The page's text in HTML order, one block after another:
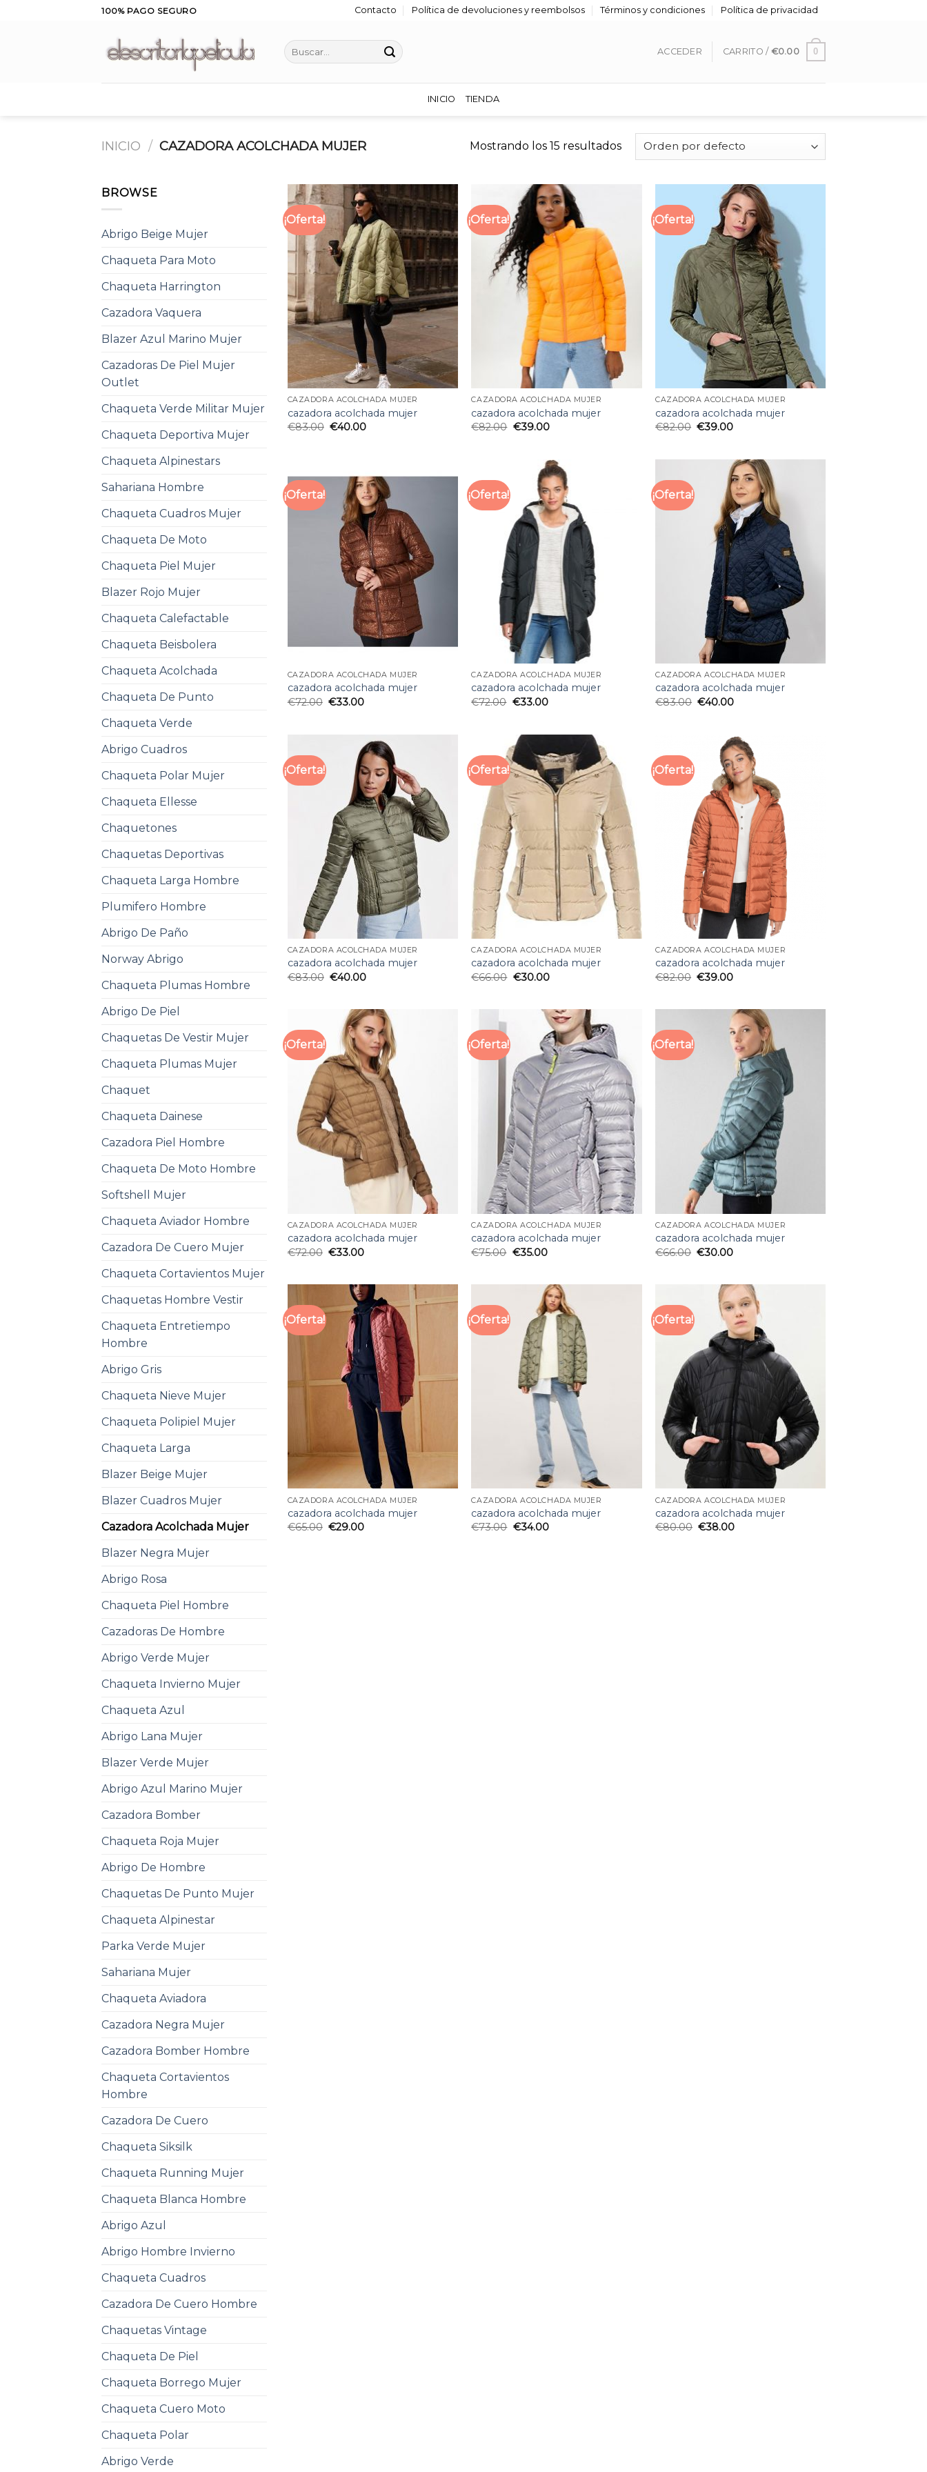
100% PAGO SEGURO Contacto Política de devoluciones y reembolsos Términos y condiciones Política de privacidad
Buscar
por:
ACCEDER CARRITO / €0.00 0
INICIO TIENDA
INICIO / CAZADORA ACOLCHADA MUJER Mostrando los 15 resultados
BROWSE
Abrigo Beige Mujer
Chaqueta Para Moto
Chaqueta Harrington
Cazadora Vaquera
Blazer Azul Marino Mujer
Cazadoras De Piel Mujer
Outlet
Chaqueta Verde Militar Mujer
Chaqueta Deportiva Mujer
Chaqueta Alpinestars
Sahariana Hombre
Chaqueta Cuadros Mujer
Chaqueta De Moto
Chaqueta Piel Mujer
Blazer Rojo Mujer
Chaqueta Calefactable
Chaqueta Beisbolera
Chaqueta Acolchada
Chaqueta De Punto
Chaqueta Verde
Abrigo Cuadros
Chaqueta Polar Mujer
Chaqueta Ellesse
Chaquetones
Chaquetas Deportivas
Chaqueta Larga Hombre
Plumifero Hombre
Abrigo De Paño
Norway Abrigo
Chaqueta Plumas Hombre
Abrigo De Piel
Chaquetas De Vestir Mujer
Chaqueta Plumas Mujer
Chaquet
Chaqueta Dainese
Cazadora Piel Hombre
Chaqueta De Moto Hombre
Softshell Mujer
Chaqueta Aviador Hombre
Cazadora De Cuero Mujer
Chaqueta Cortavientos Mujer
Chaquetas Hombre Vestir
Chaqueta Entretiempo
Hombre
Abrigo Gris
Chaqueta Nieve Mujer
Chaqueta Polipiel Mujer
Chaqueta Larga
Blazer Beige Mujer
Blazer Cuadros Mujer
Cazadora Acolchada Mujer
Blazer Negra Mujer
Abrigo Rosa
Chaqueta Piel Hombre
Cazadoras De Hombre
Abrigo Verde Mujer
Chaqueta Invierno Mujer
Chaqueta Azul
Abrigo Lana Mujer
Blazer Verde Mujer
Abrigo Azul Marino Mujer
Cazadora Bomber
Chaqueta Roja Mujer
Abrigo De Hombre
Chaquetas De Punto Mujer
Chaqueta Alpinestar
Parka Verde Mujer
Sahariana Mujer
Chaqueta Aviadora
Cazadora Negra Mujer
Cazadora Bomber Hombre
Chaqueta Cortavientos
Hombre
Cazadora De Cuero
Chaqueta Siksilk
Chaqueta Running Mujer
Chaqueta Blanca Hombre
Abrigo Azul
Abrigo Hombre Invierno
Chaqueta Cuadros
Cazadora De Cuero Hombre
Chaquetas Vintage
Chaqueta De Piel
Chaqueta Borrego Mujer
Chaqueta Cuero Moto
Chaqueta Polar
Abrigo Verde
¡Oferta!
CAZADORA ACOLCHADA MUJER
cazadora acolchada mujer
€83.00 €40.00
¡Oferta!
CAZADORA ACOLCHADA MUJER
cazadora acolchada mujer
€82.00 €39.00
¡Oferta!
CAZADORA ACOLCHADA MUJER
cazadora acolchada mujer
€82.00 €39.00
¡Oferta!
CAZADORA ACOLCHADA MUJER
cazadora acolchada mujer
€72.00 €33.00
¡Oferta!
CAZADORA ACOLCHADA MUJER
cazadora acolchada mujer
€72.00 €33.00
¡Oferta!
CAZADORA ACOLCHADA MUJER
cazadora acolchada mujer
€83.00 €40.00
¡Oferta!
CAZADORA ACOLCHADA MUJER
cazadora acolchada mujer
€83.00 €40.00
¡Oferta!
CAZADORA ACOLCHADA MUJER
cazadora acolchada mujer
€66.00 €30.00
¡Oferta!
CAZADORA ACOLCHADA MUJER
cazadora acolchada mujer
€82.00 €39.00
¡Oferta!
CAZADORA ACOLCHADA MUJER
cazadora acolchada mujer
€72.00 €33.00
¡Oferta!
CAZADORA ACOLCHADA MUJER
cazadora acolchada mujer
€75.00 €35.00
¡Oferta!
CAZADORA ACOLCHADA MUJER
cazadora acolchada mujer
€66.00 €30.00
¡Oferta!
CAZADORA ACOLCHADA MUJER
cazadora acolchada mujer
€65.00 €29.00
¡Oferta!
CAZADORA ACOLCHADA MUJER
cazadora acolchada mujer
€73.00 €34.00
¡Oferta!
CAZADORA ACOLCHADA MUJER
cazadora acolchada mujer
€80.00 €38.00